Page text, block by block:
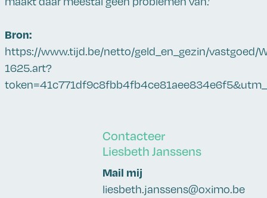
Bron:
https://www.tijd.be/netto/geld_en_gezin/vastgoed/
1625.art?
Contacteer
Liesbeth Janssens
Mail mij
liesbeth.janssens@oximo.be